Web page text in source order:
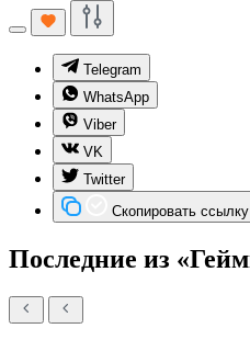
Telegram
WhatsApp
Viber
VK
Twitter
Скопировать ссылку
Последние из